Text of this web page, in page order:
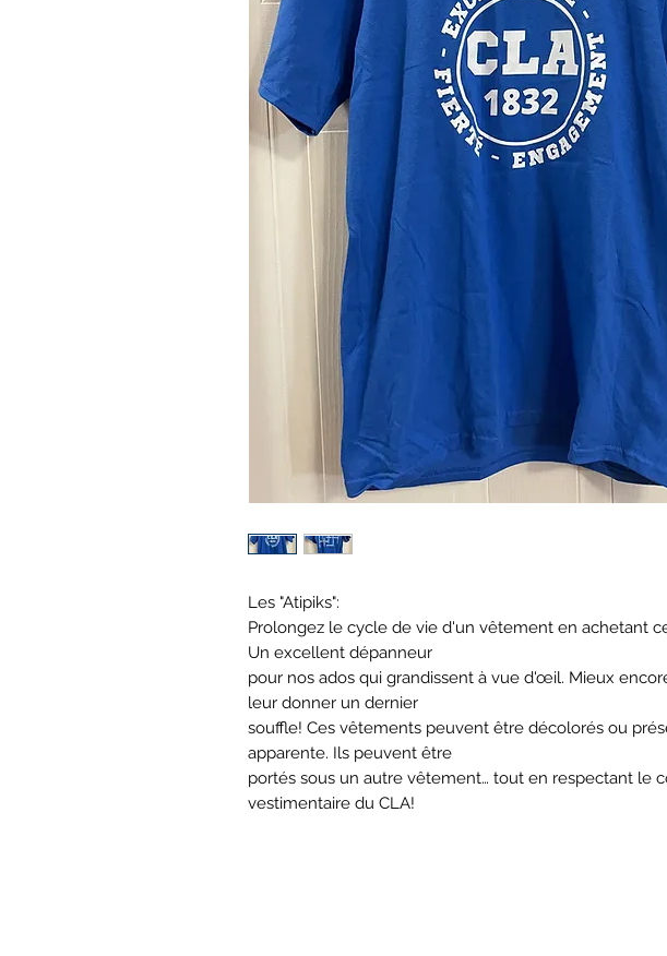
Les "Atipiks":
Prolongez le cycle de vie d'un vêtement en achetant
Un excellent dépanneur
pour nos ados qui grandissent à vue d'œil. Mieux
leur donner un dernier
souffle! Ces vêtements peuvent être décolorés ou
apparente. Ils peuvent être
portés sous un autre vêtement… tout en respectant le
vestimentaire du CLA!